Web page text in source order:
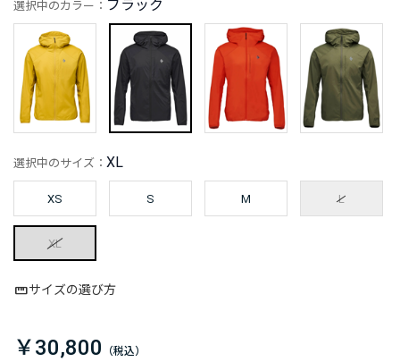
選択中のカラー： ブラック
選択中のサイズ： XL
XS S M L
XL
サイズの選び方
￥30,800